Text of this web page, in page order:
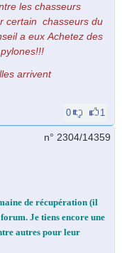
les chasseurs
certain chasseurs du
a eux Achetez des
arrivent
0 1
n° 2304/14359
de récupération (il
Je tiens encore une
autres pour leur